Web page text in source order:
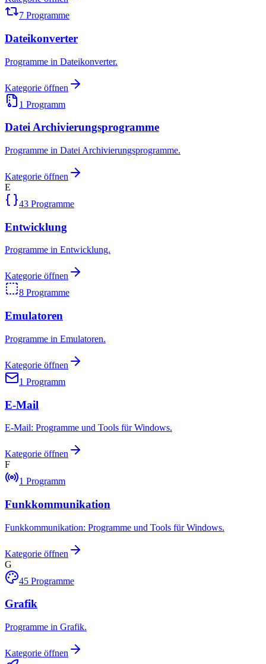
7 Programme
Dateikonverter
Programme in Dateikonverter.
Kategorie öffnen
1 Programm
Datei Archivierungsprogramme
Programme in Datei Archivierungsprogramme.
Kategorie öffnen
E
43 Programme
Entwicklung
Programme in Entwicklung.
Kategorie öffnen
8 Programme
Emulatoren
Programme in Emulatoren.
Kategorie öffnen
1 Programm
E-Mail
E-Mail: Programme und Tools für Windows.
Kategorie öffnen
F
1 Programm
Funkkommunikation
Funkkommunikation: Programme und Tools für Windows.
Kategorie öffnen
G
45 Programme
Grafik
Programme in Grafik.
Kategorie öffnen